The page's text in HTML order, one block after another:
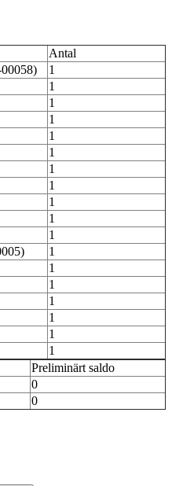
Antal
1
1
1
1
1
1
1
1
1
1
1
1
1
1
1
1
1
1
Preliminärt saldo
0
0